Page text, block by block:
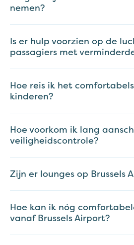
nemen?
Is er hulp voorzien op de
passagiers met
Hoe reis ik het
kinderen?
Hoe voorkom ik lang
veiligheidscontrole?
Zijn er lounges op Brussels
Hoe kan ik nóg
vanaf Brussels Airport?